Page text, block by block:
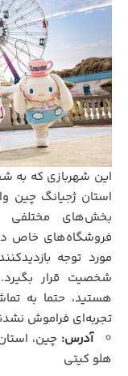
این شهربازی که به
استان ژجیانگ چین
بخش‌های مختلفی
فروشگاه‌های خاص
مورد توجه
شخصیت قرار
هستید، حتما به
تجربه‌ای فراموش
آدرس: چین،
هلو کیتی